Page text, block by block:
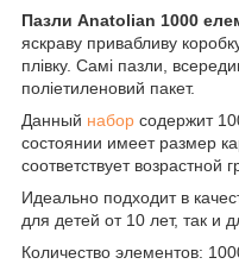
Пазли Anatolian 1000
яскраву привабливу
плівку. Самі пазли,
поліетиленовий пакет.
Данный набор содержит
состоянии имеет размер
соответствует возрастной
Идеально подходит в
для детей от 10 лет, так и
Количество элементов: